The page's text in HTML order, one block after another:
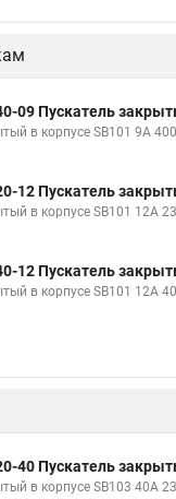
09 Пускатель
в корпусе SB101 9А
12 Пускатель
в корпусе SB101 12А
12 Пускатель
в корпусе SB101 12А
40 Пускатель
в корпусе SB103 40А